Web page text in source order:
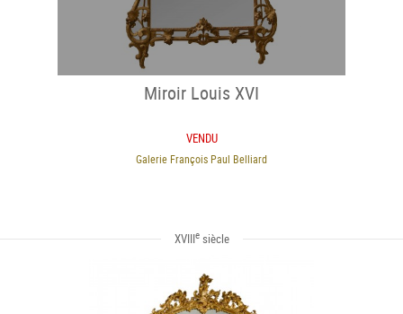
Miroir Louis XVI
VENDU
Galerie François Paul Belliard
XVIIIesiècle